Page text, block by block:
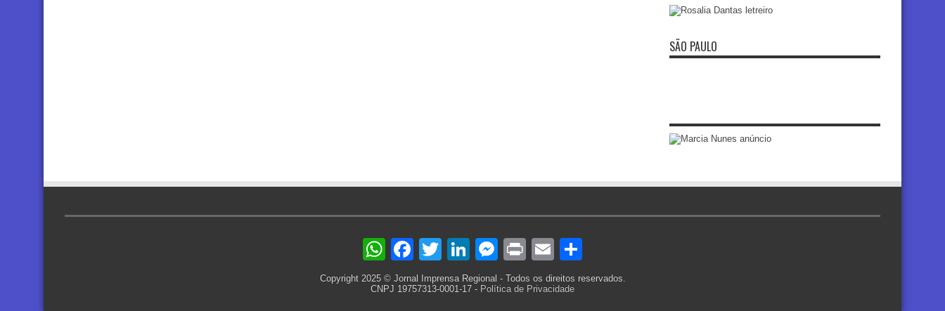
SÃO PAULO
WhatsApp
Facebook
TwitterLinkedIn
Messenger
PrintEmail
Copyright 2025 © Jornal Imprensa Regional - Todos os direitos reservados.
CNPJ 19757313-0001-17 - Política de Privacidade